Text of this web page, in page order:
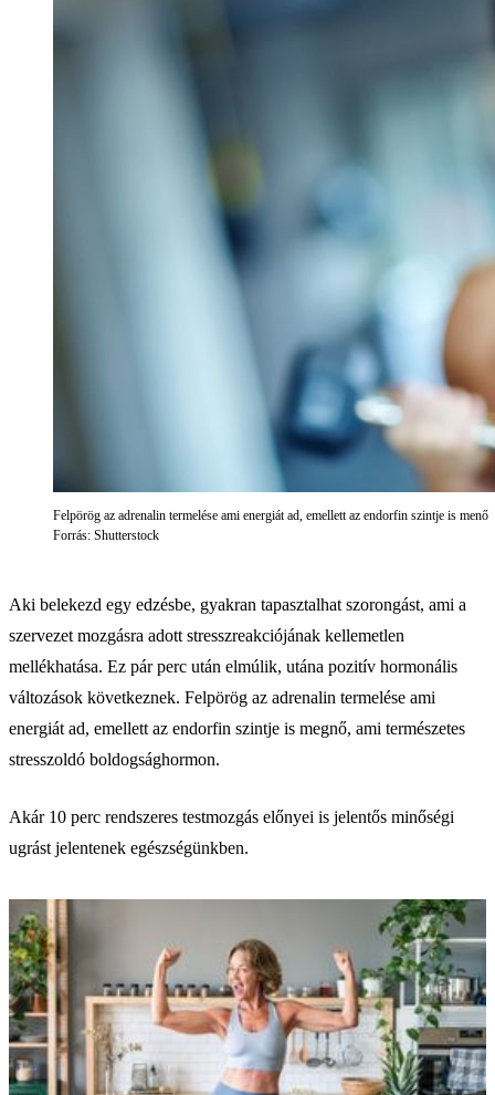
Felpörög az adrenalin termelése ami energiát ad, emellett az endorfin szintje is menő
Forrás: Shutterstock
Aki belekezd egy edzésbe, gyakran tapasztalhat szorongást, ami a
szervezet mozgásra adott stresszreakciójának kellemetlen
mellékhatása. Ez pár perc után elmúlik, utána pozitív hormonális
változások következnek. Felpörög az adrenalin termelése ami
energiát ad, emellett az endorfin szintje is megnő, ami természetes
stresszoldó boldogsághormon.
Akár 10 perc rendszeres testmozgás előnyei is jelentős minőségi
ugrást jelentenek egészségünkben.